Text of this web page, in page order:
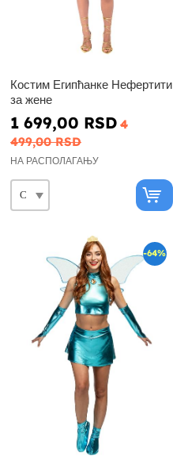
Костим Египћанке Нефертити
за жене
1 699,00 RSD 4
499,00 RSD
НА РАСПОЛАГАЊУ
-64%